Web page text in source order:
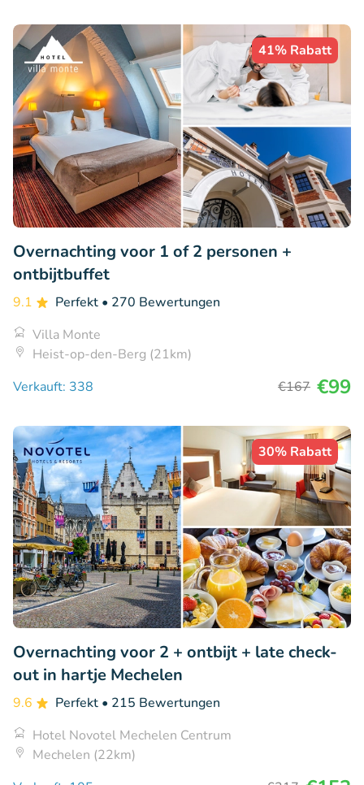
41% Rabatt
Overnachting voor 1 of 2 personen +
ontbijtbuffet
9.1 Perfekt • 270 Bewertungen
Villa Monte
Heist-op-den-Berg (21km)
Verkauft: 338
€167 €99
30% Rabatt
Overnachting voor 2 + ontbijt + late check-
out in hartje Mechelen
9.6 Perfekt • 215 Bewertungen
Hotel Novotel Mechelen Centrum
Mechelen (22km)